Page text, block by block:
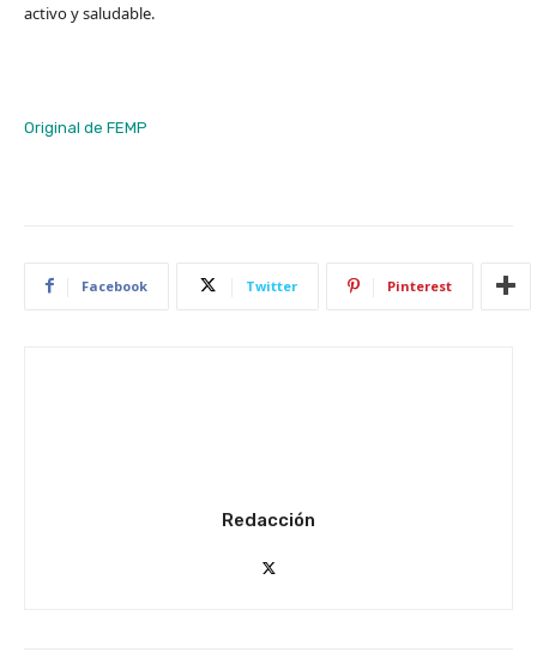
activo y saludable.
Original de FEMP
Facebook Twitter Pinterest
Redacción